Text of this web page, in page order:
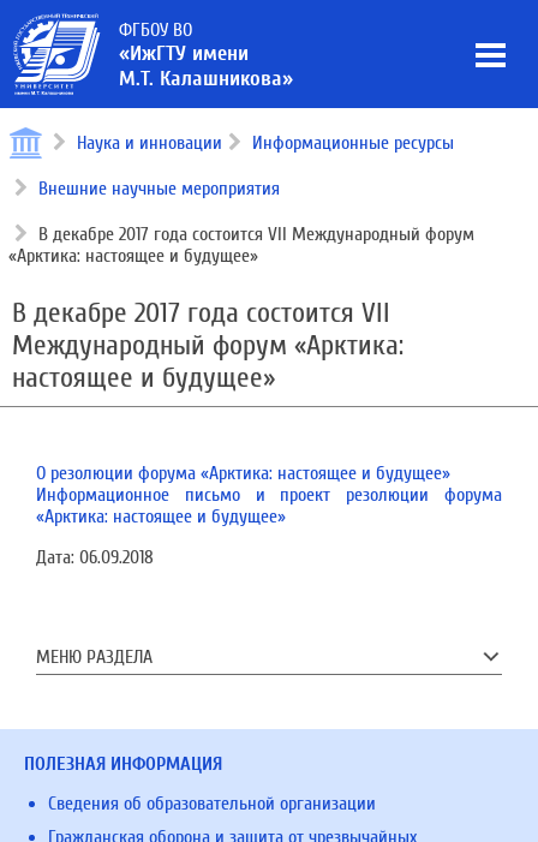
ФГБОУ ВО
«ИжГТУ имени
М.Т. Калашникова»
Наука и инновации Информационные ресурсы
Внешние научные мероприятия
В декабре 2017 года состоится VII Международный форум
«Арктика: настоящее и будущее»
В декабре 2017 года состоится VII
Международный форум «Арктика:
настоящее и будущее»
О резолюции форума «Арктика: настоящее и будущее»
Информационное письмо и проект резолюции форума
«Арктика: настоящее и будущее»
Дата: 06.09.2018
МЕНЮ РАЗДЕЛА
ПОЛЕЗНАЯ ИНФОРМАЦИЯ
Сведения об образовательной организации
Гражданская оборона и защита от чрезвычайных